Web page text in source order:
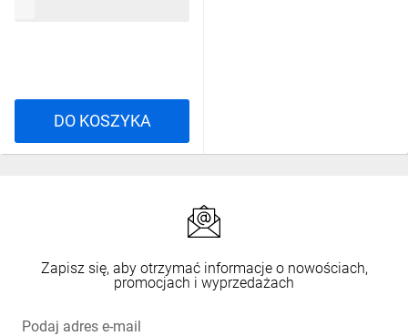
DO KOSZYKA
Zapisz się, aby otrzymać informacje o nowościach,
promocjach i wyprzedażach
Podaj adres e-mail